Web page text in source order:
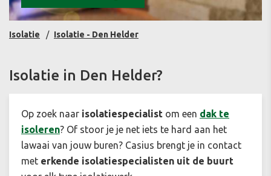
Isolatie Isolatie - Den Helder
Isolatie in Den Helder?
Op zoek naar isolatiespecialist om een dak te
isoleren? Of stoor je je net iets te hard aan het
lawaai van jouw buren? Casius brengt je in contact
met erkende isolatiespecialisten uit de buurt